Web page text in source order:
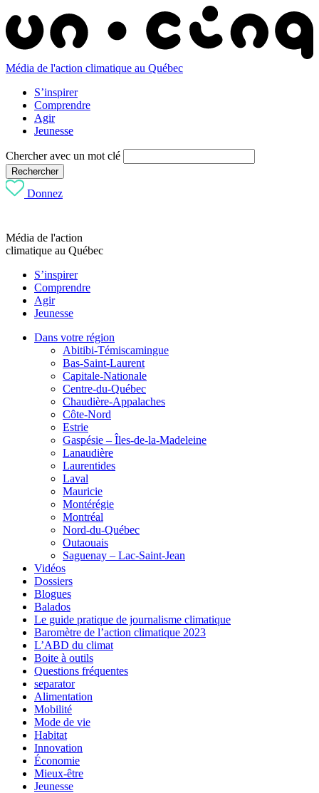
Média de l'action climatique au Québec
S’inspirer
Comprendre
Agir
Jeunesse
Chercher avec un mot clé
Rechercher
Donnez
Média de l'action
climatique au Québec
S’inspirer
Comprendre
Agir
Jeunesse
Dans votre région
Abitibi-Témiscamingue
Bas-Saint-Laurent
Capitale-Nationale
Centre-du-Québec
Chaudière-Appalaches
Côte-Nord
Estrie
Gaspésie – Îles-de-la-Madeleine
Lanaudière
Laurentides
Laval
Mauricie
Montérégie
Montréal
Nord-du-Québec
Outaouais
Saguenay – Lac-Saint-Jean
Vidéos
Dossiers
Blogues
Balados
Le guide pratique de journalisme climatique
Baromètre de l’action climatique 2023
L’ABD du climat
Boite à outils
Questions fréquentes
separator
Alimentation
Mobilité
Mode de vie
Habitat
Innovation
Économie
Mieux-être
Jeunesse